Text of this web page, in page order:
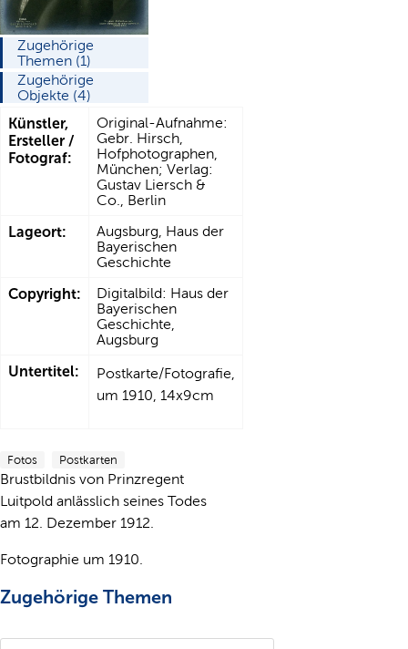
Zugehörige
Themen (1)
Zugehörige
Objekte (4)
Künstler,
Ersteller /
Fotograf:
Original-Aufnahme:
Gebr. Hirsch,
Hofphotographen,
München; Verlag:
Gustav Liersch &
Co., Berlin
Lageort:
Augsburg, Haus der
Bayerischen
Geschichte
Copyright:
Digitalbild: Haus der
Bayerischen
Geschichte,
Augsburg
Untertitel:
Postkarte/Fotografie,
um 1910, 14x9cm
Fotos Postkarten
Brustbildnis von Prinzregent
Luitpold anlässlich seines Todes
am 12. Dezember 1912.
Fotographie um 1910.
Zugehörige Themen